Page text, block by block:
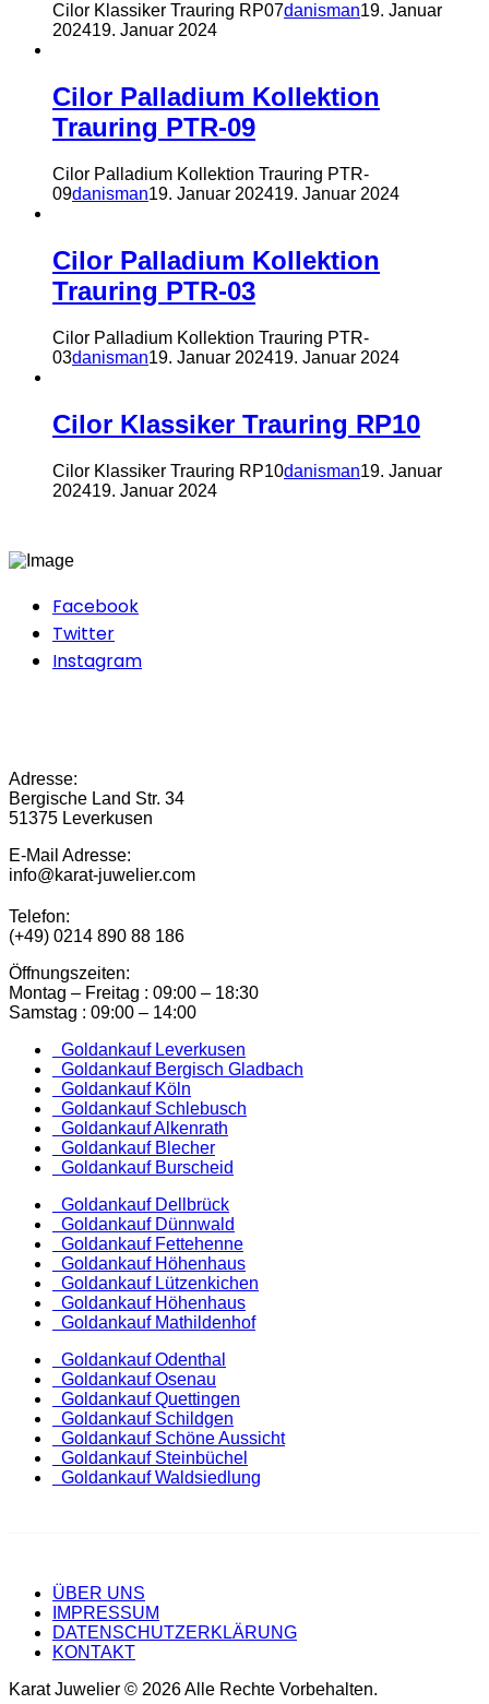
Cilor Klassiker Trauring RP07danisman19. Januar
202419. Januar 2024
Cilor Palladium Kollektion
Trauring PTR-09
Cilor Palladium Kollektion Trauring PTR-
09danisman19. Januar 202419. Januar 2024
Cilor Palladium Kollektion
Trauring PTR-03
Cilor Palladium Kollektion Trauring PTR-
03danisman19. Januar 202419. Januar 2024
Cilor Klassiker Trauring RP10
Cilor Klassiker Trauring RP10danisman19. Januar
202419. Januar 2024
Facebook
Twitter
Instagram
Adresse:
Bergische Land Str. 34
51375 Leverkusen
E-Mail Adresse:
info@karat-juwelier.com
Telefon:
(+49) 0214 890 88 186
Öffnungszeiten:
Montag – Freitag : 09:00 – 18:30
Samstag : 09:00 – 14:00
Goldankauf Leverkusen
Goldankauf Bergisch Gladbach
Goldankauf Köln
Goldankauf Schlebusch
Goldankauf Alkenrath
Goldankauf Blecher
Goldankauf Burscheid
Goldankauf Dellbrück
Goldankauf Dünnwald
Goldankauf Fettehenne
Goldankauf Höhenhaus
Goldankauf Lützenkichen
Goldankauf Höhenhaus
Goldankauf Mathildenhof
Goldankauf Odenthal
Goldankauf Osenau
Goldankauf Quettingen
Goldankauf Schildgen
Goldankauf Schöne Aussicht
Goldankauf Steinbüchel
Goldankauf Waldsiedlung
ÜBER UNS
IMPRESSUM
DATENSCHUTZERKLÄRUNG
KONTAKT
Karat Juwelier © 2026 Alle Rechte Vorbehalten.